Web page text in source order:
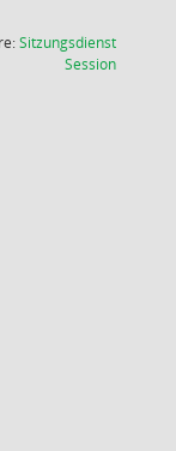
Sitzungsdienst
Session(Wird in